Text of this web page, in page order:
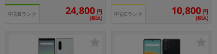
中古Bランク 24,800 円
(税込)
中古Cランク 10,800 円
(税込)